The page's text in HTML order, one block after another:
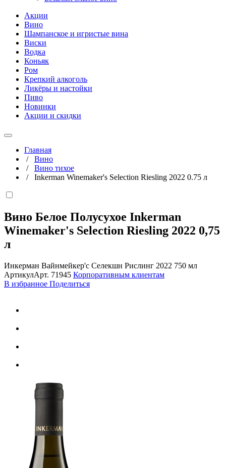
Акции
Вино
Шампанское и игристые вина
Виски
Водка
Коньяк
Ром
Крепкий алкоголь
Ликёры и настойки
Пиво
Новинки
Акции и скидки
Главная
/ Вино
/ Вино тихое
/ Inkerman Winemaker's Selection Riesling 2022 0.75 л
Вино Белое Полусухое Inkerman
Winemaker's Selection Riesling 2022 0,75
л
Инкерман Вайнмейкер'с Селекшн Рислинг 2022 750 мл
АртикулАрт. 71945 Корпоративным клиентам
В избранное Поделиться